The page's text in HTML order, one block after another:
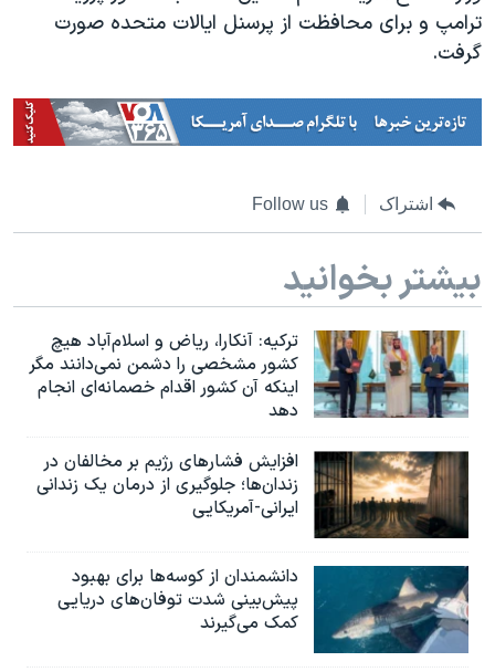
ترامپ و برای محافظت از پرسنل ایالات متحده صورت
گرفت.
اشتراک Follow us
بیشتر بخوانید
ترکیه: آنکارا، ریاض و اسلام‌آباد هیچ
کشور مشخصی را دشمن نمی‌دانند مگر
اینکه آن کشور اقدام خصمانه‌ای انجام
دهد
افزایش فشارهای رژیم بر مخالفان در
زندان‌ها؛ جلوگیری از درمان یک زندانی
ایرانی-آمریکایی
دانشمندان از کوسه‌ها برای بهبود
پیش‌بینی شدت توفان‌های دریایی
کمک می‌گیرند